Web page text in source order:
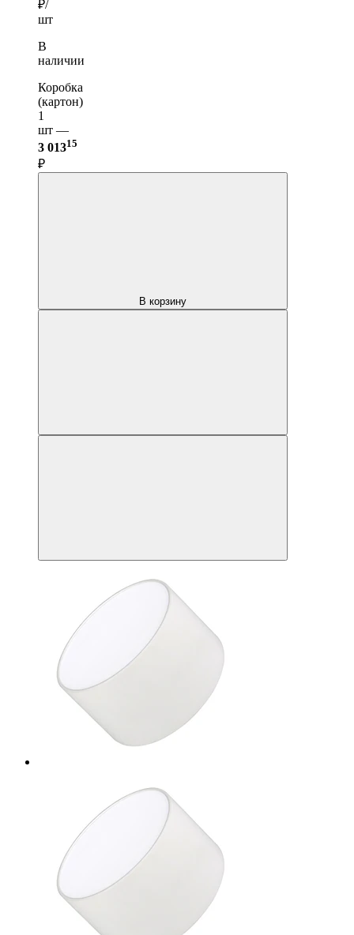
₽/
шт
В
наличии
Коробка
(картон)
1
шт —
3 01315
₽
В корзину